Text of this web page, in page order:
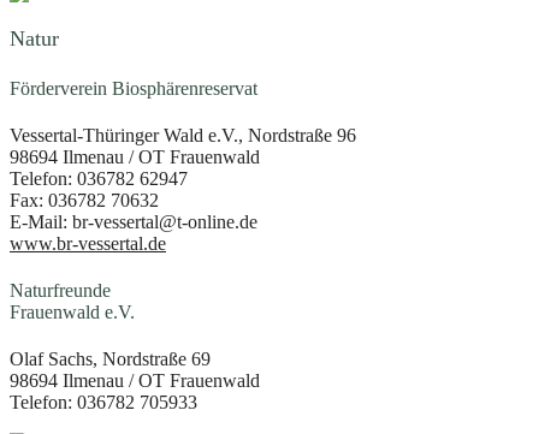
Natur
Förderverein Biosphärenreservat
Vessertal-Thüringer Wald e.V., Nordstraße 96
98694 Ilmenau / OT Frauenwald
Telefon: 036782 62947
Fax: 036782 70632
E-Mail: br-vessertal@t-online.de
www.br-vessertal.de
Naturfreunde
Frauenwald e.V.
Olaf Sachs, Nordstraße 69
98694 Ilmenau / OT Frauenwald
Telefon: 036782 705933